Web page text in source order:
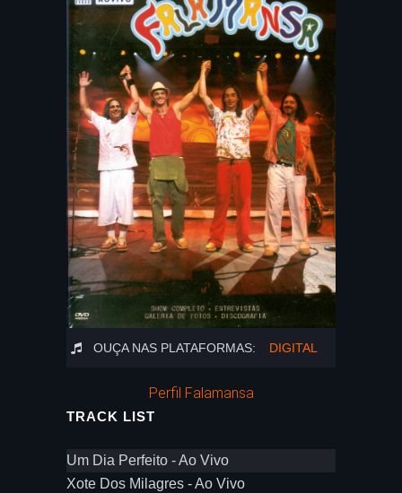
OUÇA NAS PLATAFORMAS: DIGITAL
Perfil Falamansa
TRACK LIST
Um Dia Perfeito - Ao Vivo
Xote Dos Milagres - Ao Vivo